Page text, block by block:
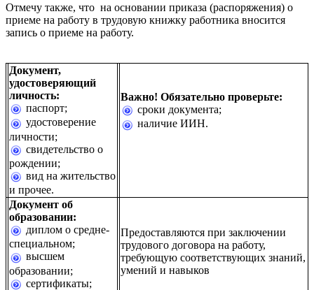
Отмечу также, что на основании приказа (распоряжения) о
приеме на работу в трудовую книжку работника вносится
запись о приеме на работу.
Документ,
удостоверяющий
личность:
паспорт;
удостоверение
личности;
свидетельство о
рождении;
вид на жительство
и прочее.
Важно! Обязательно проверьте:
сроки документа;
наличие ИИН.
Документ об
образовании:
диплом о средне-
специальном;
высшем
образовании;
сертификаты;
Предоставляются при заключении
трудового договора на работу,
требующую соответствующих знаний,
умений и навыков